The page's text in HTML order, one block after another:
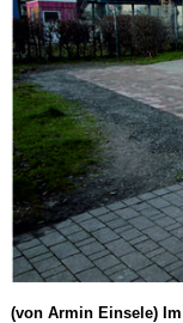
(von Armin Einsele)